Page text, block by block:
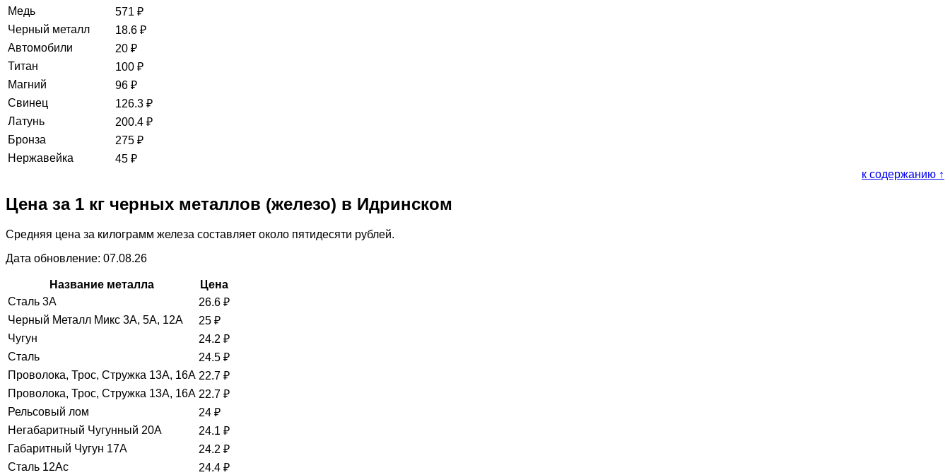
Медь
571 ₽
Черный металл
18.6 ₽
Автомобили
20 ₽
Титан
100 ₽
Магний
96 ₽
Свинец
126.3 ₽
Латунь
200.4 ₽
Бронза
275 ₽
Нержавейка
45 ₽
к содержанию ↑
Цена за 1 кг черных металлов (железо) в Идринском
Средняя цена за килограмм железа составляет около пятидесяти рублей.
Дата обновление: 07.08.26
Название металла
Цена
Сталь 3А
26.6 ₽
Черный Металл Микс 3А, 5А, 12А
25 ₽
Чугун
24.2 ₽
Сталь
24.5 ₽
Проволока, Трос, Стружка 13А, 16А 22.7 ₽
Проволока, Трос, Стружка 13А, 16А 22.7 ₽
Рельсовый лом
24 ₽
Негабаритный Чугунный 20А
24.1 ₽
Габаритный Чугун 17А
24.2 ₽
Сталь 12Ас
24.4 ₽